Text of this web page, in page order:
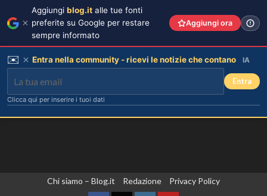
Chi siamo – Blog.it Redazione Privacy Policy
Aggiungi blog.it alle tue fonti
preferite su Google per restare
sempre informato
Aggiungi ora
✉️ Entra nella community - ricevi le notizie che contano IA
Entra
Clicca qui per inserire i tuoi dati